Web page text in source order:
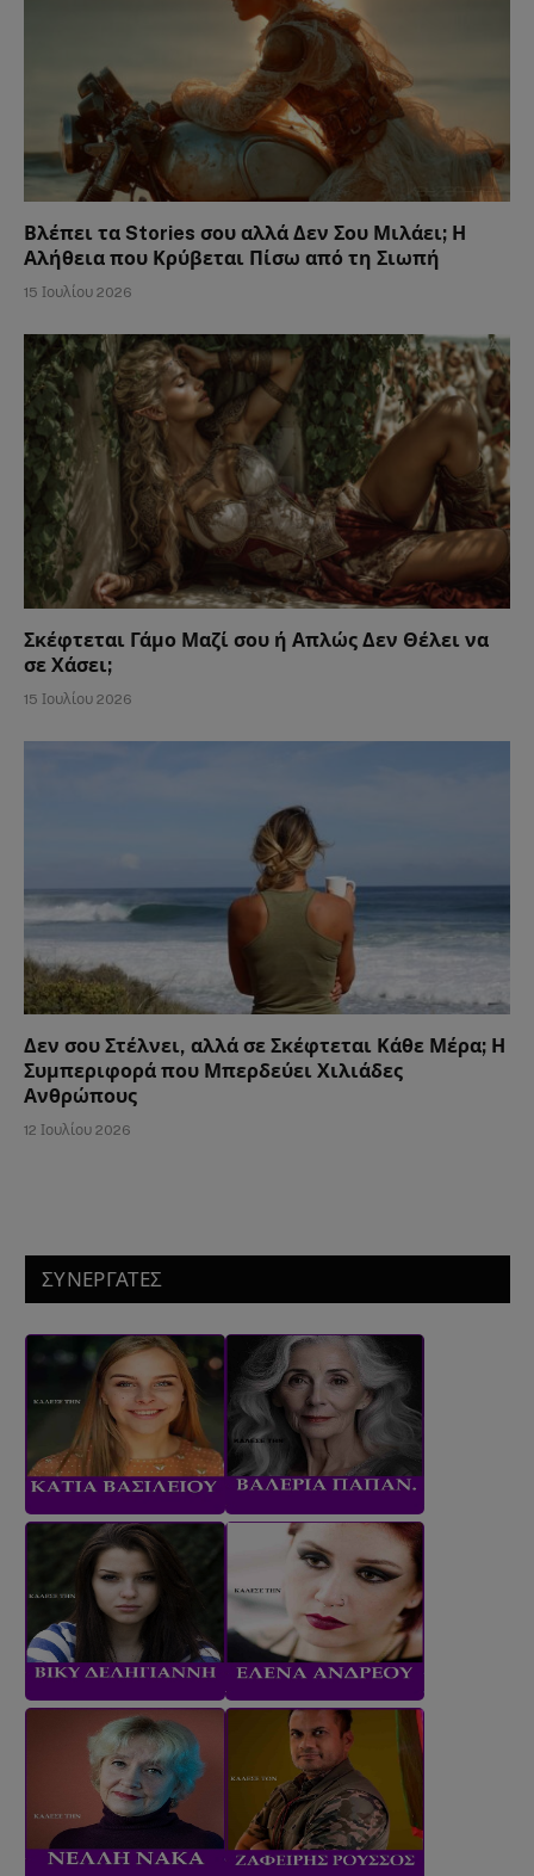
Βλέπει τα Stories σου αλλά Δεν Σου Μιλάει; Η
Αλήθεια που Κρύβεται Πίσω από τη Σιωπή
15 Ιουλίου 2026
Σκέφτεται Γάμο Μαζί σου ή Απλώς Δεν Θέλει να
σε Χάσει;
15 Ιουλίου 2026
Δεν σου Στέλνει, αλλά σε Σκέφτεται Κάθε Μέρα; Η
Συμπεριφορά που Μπερδεύει Χιλιάδες
Ανθρώπους
12 Ιουλίου 2026
ΣΥΝΕΡΓΑΤΕΣ